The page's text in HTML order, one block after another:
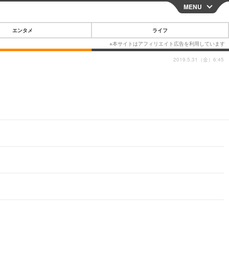
CLOSE
MENU
エンタメ ライフ
2019.5.31（金）6:45